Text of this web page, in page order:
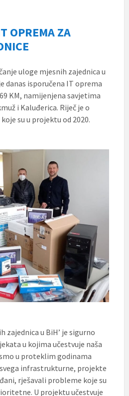
OPREMA ZA
uloge mjesnih zajednica u
danas isporučena IT oprema
KM, namijenjena savjetima
i Kaluđerica. Riječ je o
su u projektu od 2020.
zajednica u BiH’ je sigurno
u kojima učestvuje naša
u proteklim godinama
infrastrukturne, projekte
rješavali probleme koje su
U projektu učestvuje